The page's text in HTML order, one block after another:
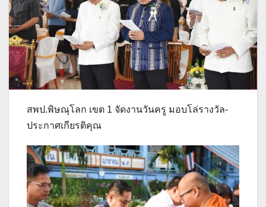
สพป.พิษณุโลก เขต 1 จัดงานวันครู มอบโล่รางวัล-
ประกาศเกียรติคุณ